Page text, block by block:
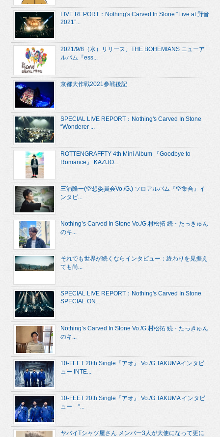
LIVE REPORT：Nothing's Carved In Stone “Live at 野音
2021”...
2021/9/8（水）リリース、THE BOHEMIANS ニューア
ルバム『ess...
京都大作戦2021参戦後記
SPECIAL LIVE REPORT：Nothing's Carved In Stone
“Wonderer ...
ROTTENGRAFFTY 4th Mini Album 『Goodbye to
Romance』 KAZUO...
三浦隆一(空想委員会Vo./G.) ソロアルバム『空集合』イ
ンタビ...
Nothing’s Carved In Stone Vo./G.村松拓 続・たっきゅん
のキ...
それでも世界が続くならインタビュー：終わりを見据え
ても尚...
SPECIAL LIVE REPORT：Nothing's Carved In Stone
SPECIAL ON...
Nothing’s Carved In Stone Vo./G.村松拓 続・たっきゅん
のキ...
10-FEET 20th Single『アオ』 Vo./G.TAKUMAインタビ
ュー INTE...
10-FEET 20th Single『アオ』 Vo./G.TAKUMA インタビ
ュー “...
ヤバイTシャツ屋さん メンバー3人が大使になって更に